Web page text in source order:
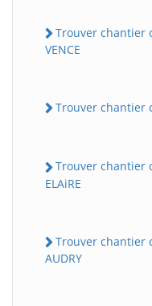
Trouver chantier
VENCE
Trouver chantier
Trouver chantier
ELAiRE
Trouver chantier
AUDRY